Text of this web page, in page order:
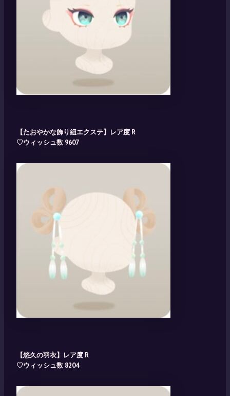
【たおやかな飾り紐エクステ】レア度 R
♡ウィッシュ数 9607
【悠久の羽衣】レア度 R
♡ウィッシュ数 8204